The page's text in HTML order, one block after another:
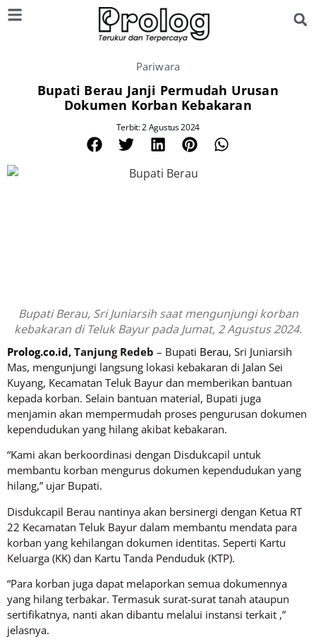
Pariwara
Bupati Berau Janji Permudah Urusan
Dokumen Korban Kebakaran
Terbit: 2 Agustus 2024
Bupati Berau, Sri Juniarsih saat mengunjungi korban
kebakaran di Teluk Bayur pada Jumat, 2 Agustus 2024.
Prolog.co.id, Tanjung Redeb – Bupati Berau, Sri Juniarsih
Mas, mengunjungi langsung lokasi kebakaran di Jalan Sei
Kuyang, Kecamatan Teluk Bayur dan memberikan bantuan
kepada korban. Selain bantuan material, Bupati juga
menjamin akan mempermudah proses pengurusan dokumen
kependudukan yang hilang akibat kebakaran.
“Kami akan berkoordinasi dengan Disdukcapil untuk
membantu korban mengurus dokumen kependudukan yang
hilang,” ujar Bupati.
Disdukcapil Berau nantinya akan bersinergi dengan Ketua RT
22 Kecamatan Teluk Bayur dalam membantu mendata para
korban yang kehilangan dokumen identitas. Seperti Kartu
Keluarga (KK) dan Kartu Tanda Penduduk (KTP).
“Para korban juga dapat melaporkan semua dokumennya
yang hilang terbakar. Termasuk surat-surat tanah ataupun
sertifikatnya, nanti akan dibantu melalui instansi terkait ,”
jelasnya.